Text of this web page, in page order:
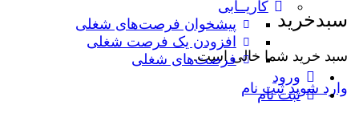
سبدخرید
سبد خرید شما خالی است.
وارد شوید ثبت نام
کاریــابی
پیشخوان فرصت‌های شغلی
افزودن یک فرصت شغلی
فرصت‌های شغلی
ورود
ثبت نام